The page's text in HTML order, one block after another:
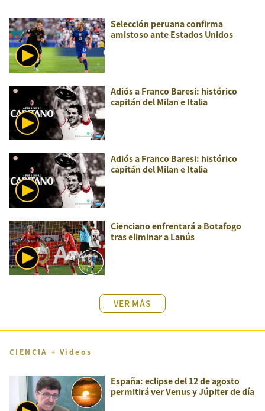
Selección peruana confirma
amistoso ante Estados Unidos
Adiós a Franco Baresi: histórico
capitán del Milan e Italia
Adiós a Franco Baresi: histórico
capitán del Milan e Italia
Cienciano enfrentará a Botafogo
tras eliminar a Lanús
VER MÁS
CIENCIA + Videos
España: eclipse del 12 de agosto
permitirá ver Venus y Júpiter de día